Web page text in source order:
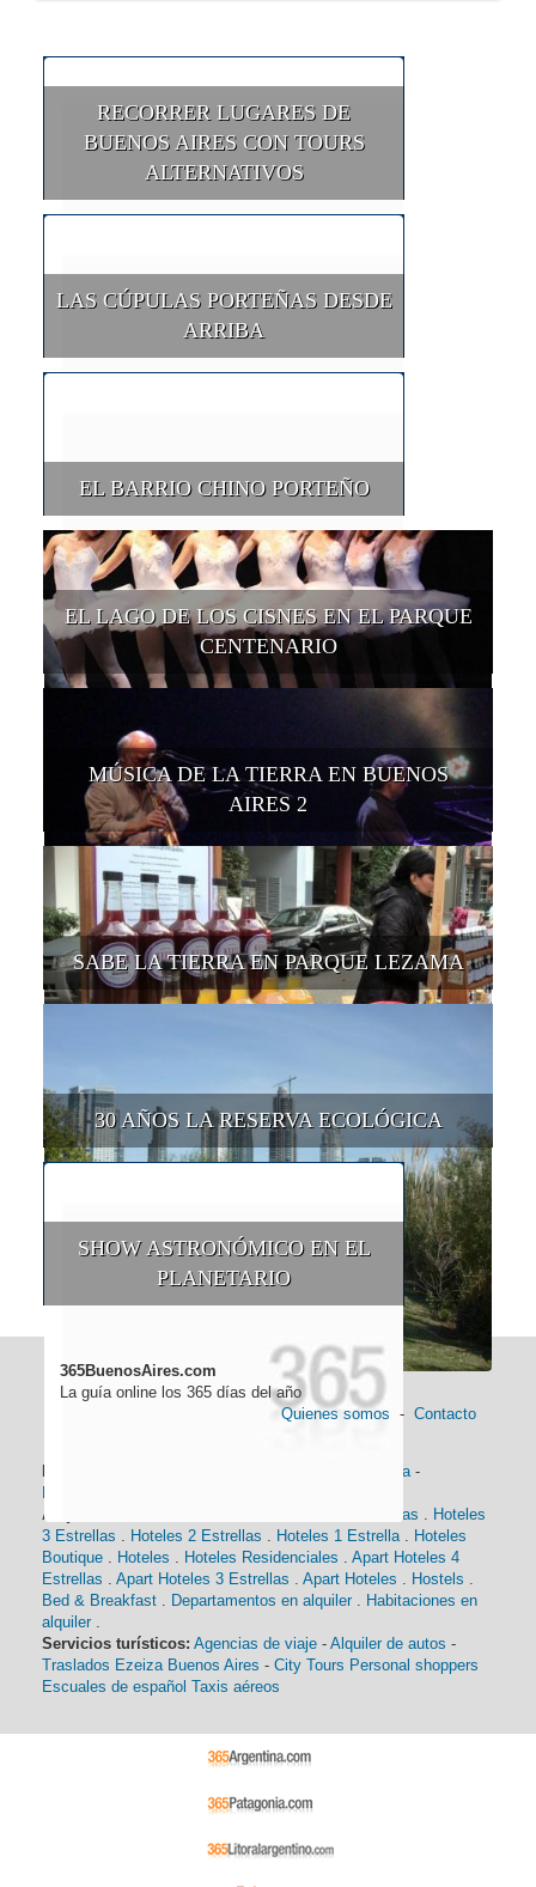
RECORRER LUGARES DE
BUENOS AIRES CON TOURS
ALTERNATIVOS
LAS CÚPULAS PORTEÑAS DESDE
ARRIBA
EL BARRIO CHINO PORTEÑO
EL LAGO DE LOS CISNES EN EL PARQUE
CENTENARIO
MÚSICA DE LA TIERRA EN BUENOS
AIRES 2
SABE LA TIERRA EN PARQUE LEZAMA
30 AÑOS LA RESERVA ECOLÓGICA
SHOW ASTRONÓMICO EN EL
PLANETARIO
365BuenosAires.com
La guía online los 365 días del año
Quienes somos - Contacto
Historia-
Alojamiento:
Hoteles 4 Estrellas . Hoteles
3 Estrellas . Hoteles 2 Estrellas . Hoteles 1 Estrella. Hoteles
Boutique . Hoteles . Hoteles Residenciales . Apart Hoteles 4
Estrellas . Apart Hoteles 3 Estrellas . Apart Hoteles . Hostels .
Bed & Breakfast . Departamentos en alquiler . Habitaciones en
alquiler .
Servicios turísticos: Agencias de viaje - Alquiler de autos -
Traslados Ezeiza Buenos Aires - City Tours Personal shoppers
Escuales de español Taxis aéreos